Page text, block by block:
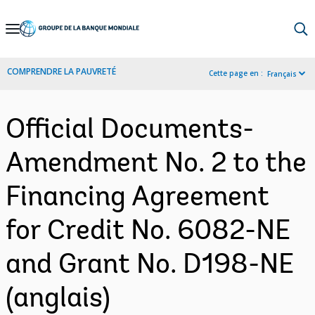
Skip
Navigation
COMPRENDRE LA PAUVRETÉ Cette page en : Français
Official Documents-
Amendment No. 2 to the
Financing Agreement
for Credit No. 6082-NE
and Grant No. D198-NE
(anglais)